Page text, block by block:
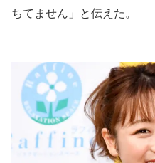
ちてません」と伝えた。